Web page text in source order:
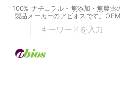
100% ナチュラル - 無添加・無農薬
製品メーカーのアビオスです。